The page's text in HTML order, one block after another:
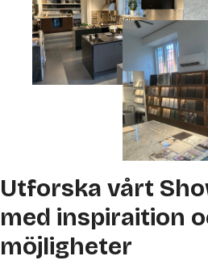
Utforska vårt
med inspiraition
möjligheter